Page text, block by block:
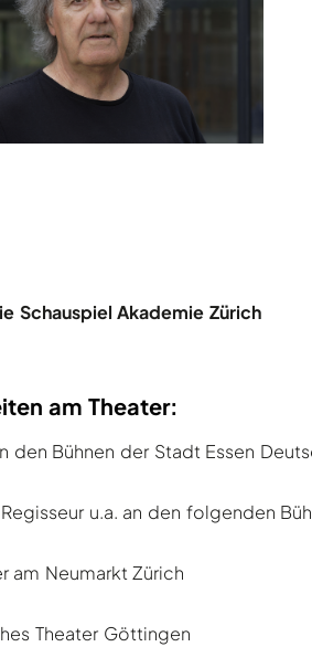
Schauspiel Akademie Zürich
am Theater:
den Bühnen der Stadt Essen
u.a. an den folgenden
am Neumarkt Zürich
Theater Göttingen